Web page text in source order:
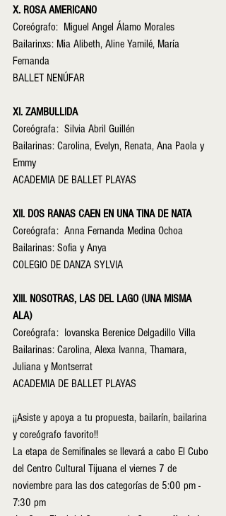
X. ROSA AMERICANO
Coreógrafo:  Miguel Angel Álamo Morales
Bailarinxs: Mia Alibeth, Aline Yamilé, María
Fernanda
BALLET NENÚFAR
XI. ZAMBULLIDA
Coreógrafa:  Silvia Abril Guillén
Bailarinas: Carolina, Evelyn, Renata, Ana Paola y
Emmy
ACADEMIA DE BALLET PLAYAS
XII. DOS RANAS CAEN EN UNA TINA DE NATA
Coreógrafa:  Anna Fernanda Medina Ochoa
Bailarinas: Sofia y Anya
COLEGIO DE DANZA SYLVIA
XIII. NOSOTRAS, LAS DEL LAGO (UNA MISMA
ALA)
Coreógrafa:  Iovanska Berenice Delgadillo Villa
Bailarinas: Carolina, Alexa Ivanna, Thamara,
Juliana y Montserrat
ACADEMIA DE BALLET PLAYAS
¡¡Asiste y apoya a tu propuesta, bailarín, bailarina
y coreógrafo favorito!!
La etapa de Semifinales se llevará a cabo El Cubo
del Centro Cultural Tijuana el viernes 7 de
noviembre para las dos categorías de 5:00 pm -
7:30 pm